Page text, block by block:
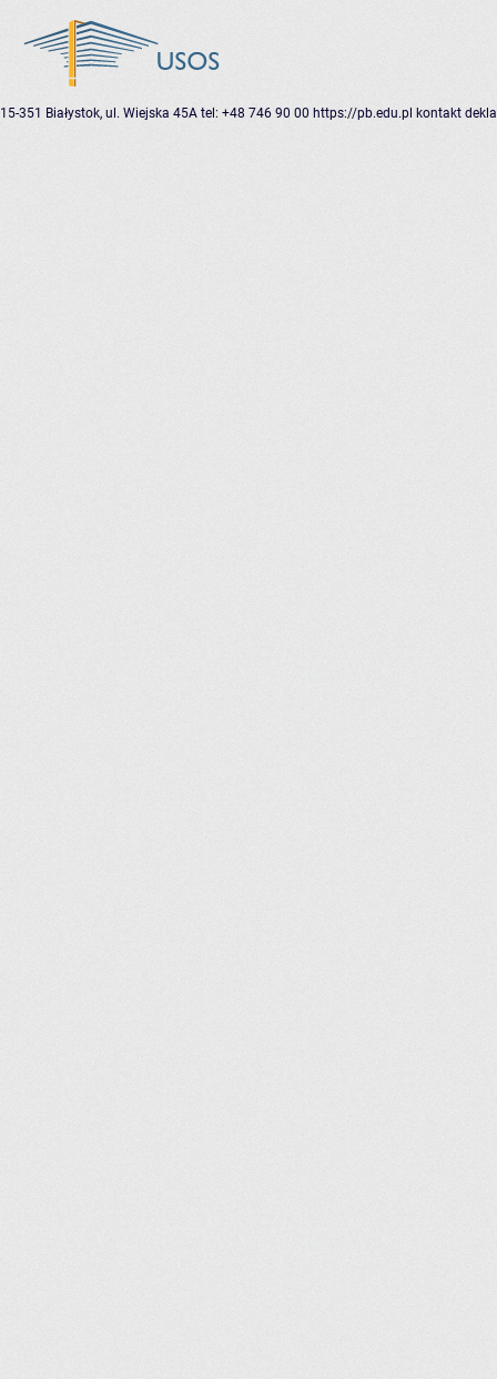
15-351 Białystok, ul. Wiejska 45A tel: +48 746 90 00 https://pb.edu.pl kontakt